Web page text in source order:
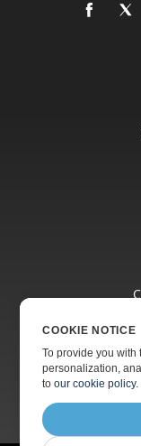
COOKIE NOTICE
To provide you
personalization,
toour cookie policy.